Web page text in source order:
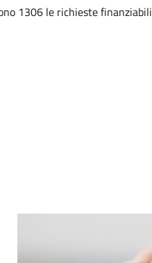
1306 le richieste finanziabili